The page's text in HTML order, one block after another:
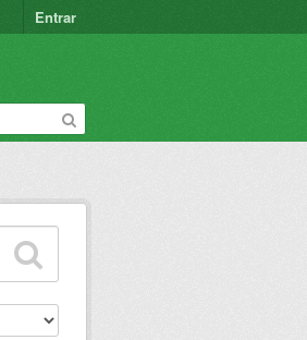
Entrar